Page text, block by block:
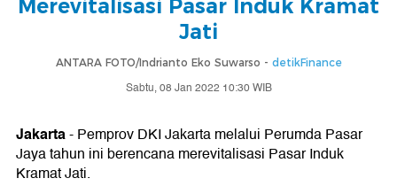
Merevitalisasi Pasar Induk Kramat
Jati
ANTARA FOTO/Indrianto Eko Suwarso - detikFinance
Sabtu, 08 Jan 2022 10:30 WIB
Jakarta- Pemprov DKI Jakarta melalui Perumda Pasar
Jaya tahun ini berencana merevitalisasi Pasar Induk
Kramat Jati.